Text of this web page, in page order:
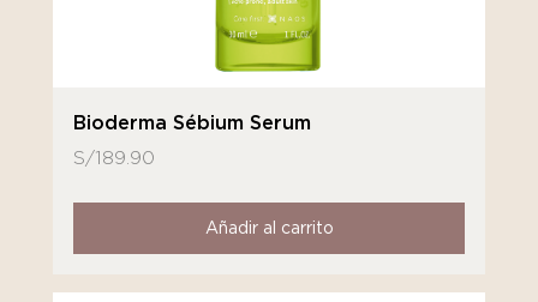
Bioderma Sébium Serum
S/189.90
Añadir al carrito